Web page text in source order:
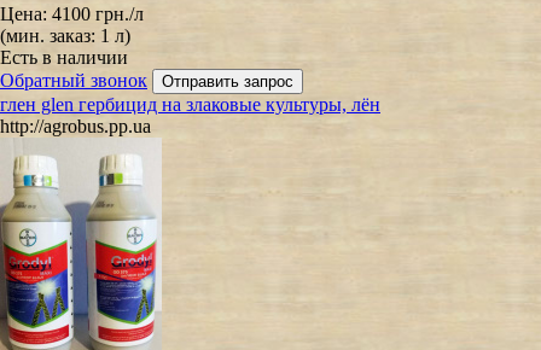
Цена: 4100 грн./л
(мин. заказ: 1 л)
Есть в наличии
Обратный звонок
глен glen гербицид на злаковые культуры, лён
http://agrobus.pp.ua